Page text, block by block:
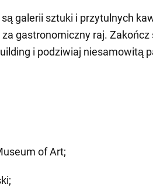
są galerii sztuki i przytulnych
gastronomiczny raj.
i podziwiaj niesamowitą
of Art;